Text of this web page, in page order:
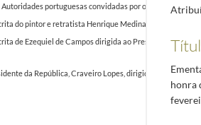
portuguesas convidadas por ocasião da visita
do pintor e retratista Henrique Medina, dirigida ao
de Ezequiel de Campos dirigida ao Presidente da
da República, Craveiro Lopes, dirigida à Rainha
honra